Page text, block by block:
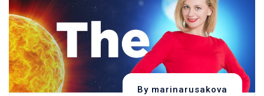
By marinarusakova